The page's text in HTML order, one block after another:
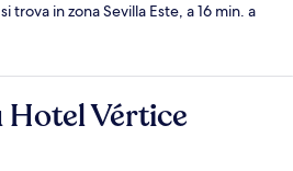
trova in zona Sevilla Este, a 16 min. a
Hotel Vértice